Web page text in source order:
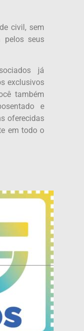
civil, sem
pelos seus
já
exclusivos
também
e
oferecidas
em todo o